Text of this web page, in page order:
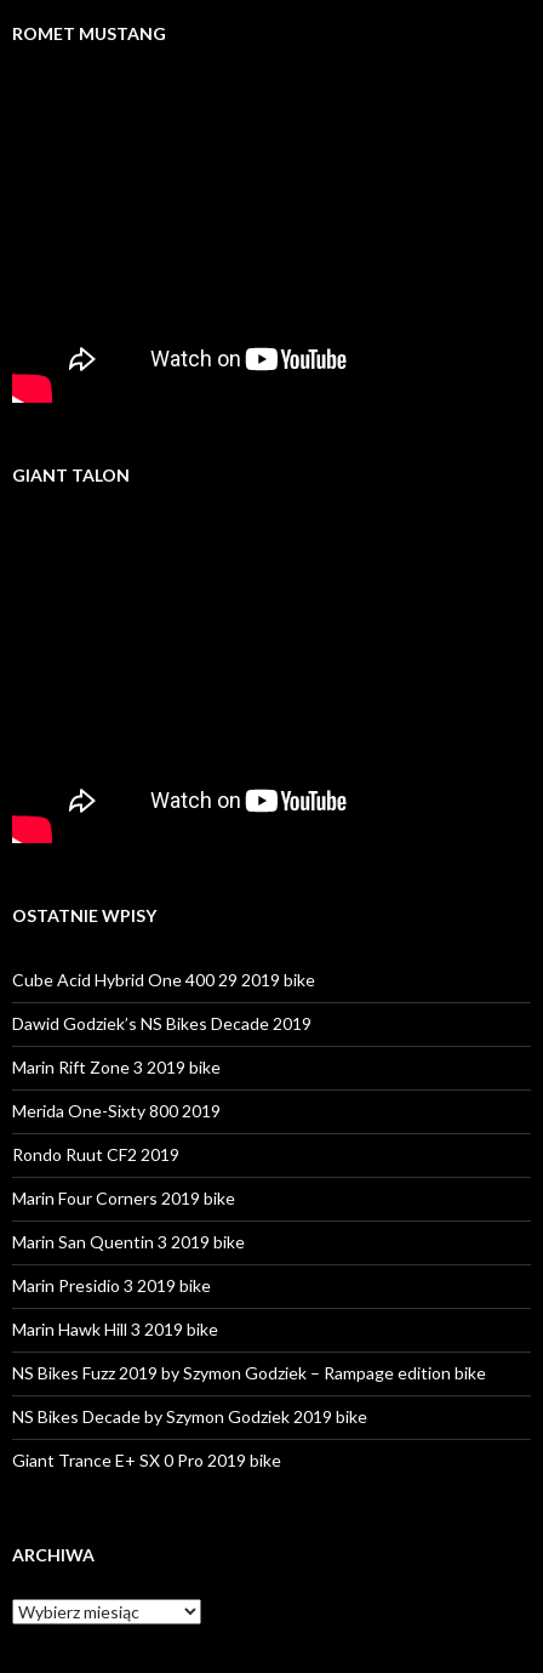
ROMET MUSTANG
GIANT TALON
OSTATNIE WPISY
Cube Acid Hybrid One 400 29 2019 bike
Dawid Godziek’s NS Bikes Decade 2019
Marin Rift Zone 3 2019 bike
Merida One-Sixty 800 2019
Rondo Ruut CF2 2019
Marin Four Corners 2019 bike
Marin San Quentin 3 2019 bike
Marin Presidio 3 2019 bike
Marin Hawk Hill 3 2019 bike
NS Bikes Fuzz 2019 by Szymon Godziek – Rampage edition bike
NS Bikes Decade by Szymon Godziek 2019 bike
Giant Trance E+ SX 0 Pro 2019 bike
ARCHIWA
A
r